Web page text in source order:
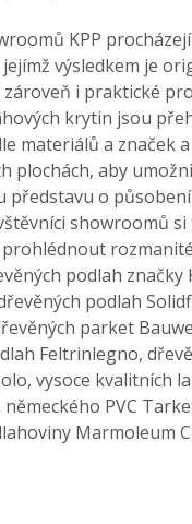
KPP
výsledkem je
i praktické
krytin jsou
materiálů a značek
plochách, aby
představu o
showroomů si
podlah značky
podlah
parket
Feltrinlegno,
vysoce kvalitních
německého PVC
Marmoleum